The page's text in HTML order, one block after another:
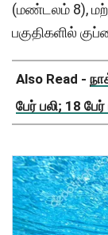
(மண்டலம் 8),
பகுதிகளில்
Also Read -
பேர் பலி; 18